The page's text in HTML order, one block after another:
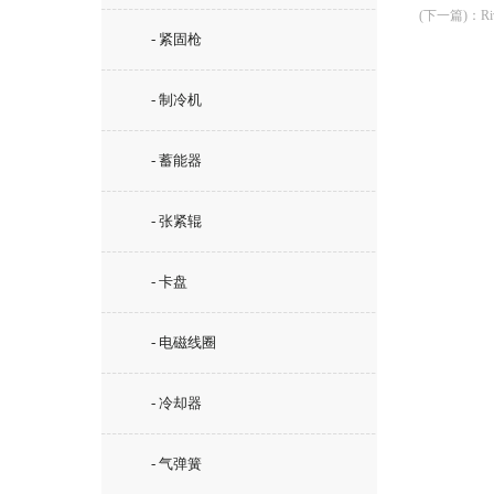
- 紧固枪
- 制冷机
- 蓄能器
- 张紧辊
- 卡盘
- 电磁线圈
- 冷却器
- 气弹簧
(下一篇) ：